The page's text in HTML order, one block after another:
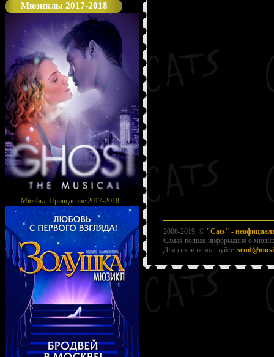
Мюзиклы 2017-2018
Мюзикл Приведение 2017-2018
2006-2019. © "Cats" -
Самая полная информация о
Для связи используйте: